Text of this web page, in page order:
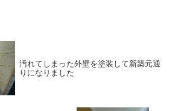
汚れてしまった外壁を塗装して新築元通
りになりました